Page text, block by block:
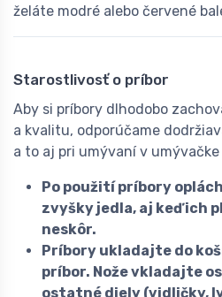
želáte modré alebo červené
Starostlivosť o príbor
Aby si príbory dlhodobo
a kvalitu, odporúčame
a to aj pri umývaní v
Po použití príbory
zvyšky jedla, aj keď ich
neskôr.
Príbory ukladajte do
príbor. Nože vkladajte
ostatné diely (vidličky,